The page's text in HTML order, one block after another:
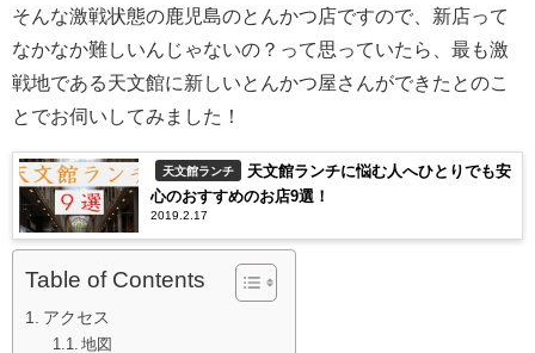
そんな激戦状態の鹿児島のとんかつ店ですので、新店って
なかなか難しいんじゃないの？って思っていたら、最も激
戦地である天文館に新しいとんかつ屋さんができたとのこ
とでお伺いしてみました！
天文館ランチ
天文館ランチに悩む人へひとりでも安
心のおすすめのお店9選！
2019.2.17
Table of Contents
アクセス
地図